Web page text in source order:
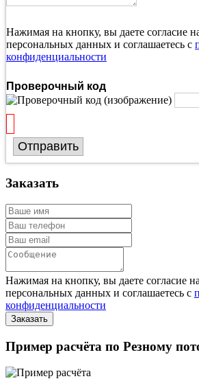
Нажимая на кнопку, вы даете согласие
персональных данных и соглашаетесь с
конфиденциальности
Проверочный код
Отправить
Заказать
Нажимая на кнопку, вы даете согласие
персональных данных и соглашаетесь с
конфиденциальности
Пример расчёта по Резному